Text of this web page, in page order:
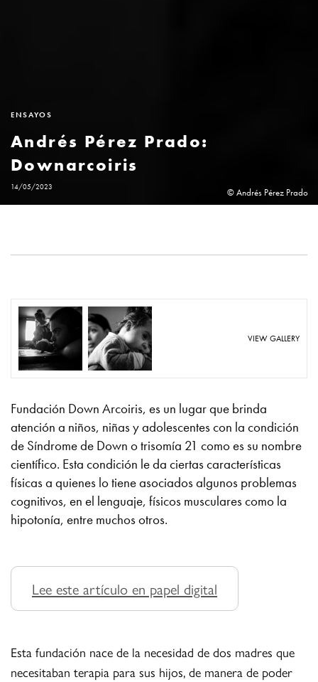
ENSAYOS
Andrés Pérez Prado:
Downarcoiris
14/05/2023 © Andrés Pérez Prado
VIEW GALLERY
Fundación Down Arcoiris, es un lugar que brinda
atención a niños, niñas y adolescentes con la condición
de Síndrome de Down o trisomía 21 como es su nombre
científico. Esta condición le da ciertas características
físicas a quienes lo tiene asociados algunos problemas
cognitivos, en el lenguaje, físicos musculares como la
hipotonía, entre muchos otros.
Lee este artículo en papel digital
Esta fundación nace de la necesidad de dos madres que
necesitaban terapia para sus hijos, de manera de poder